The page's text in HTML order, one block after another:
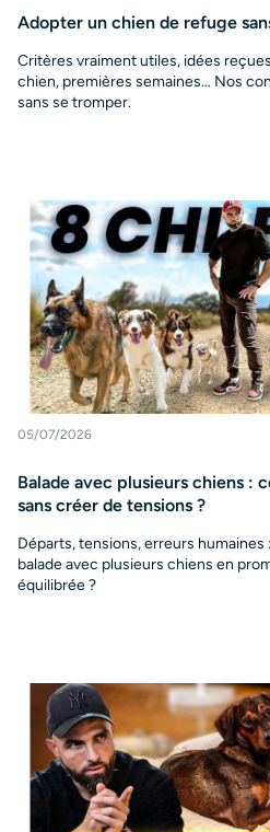
Adopter un chien de refuge
Critères vraiment utiles, idées
chien, premières semaines… Nos
sans se tromper.
05/07/2026
Balade avec plusieurs chiens :
sans créer de tensions ?
Départs, tensions, erreurs
balade avec plusieurs chiens en
équilibrée ?